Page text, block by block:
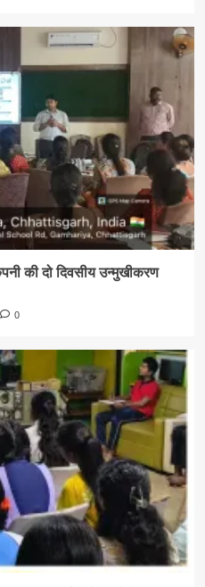
की दो दिवसीय उन्मुखीकरण
0